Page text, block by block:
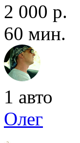
2 000 р.
60 мин.
1 авто
Олег